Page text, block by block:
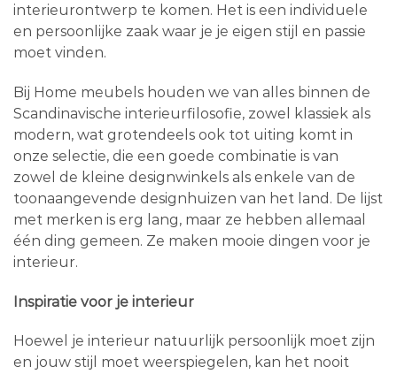
interieurontwerp te komen. Het is een individuele
en persoonlijke zaak waar je je eigen stijl en passie
moet vinden.
Bij Home meubels houden we van alles binnen de
Scandinavische interieurfilosofie, zowel klassiek als
modern, wat grotendeels ook tot uiting komt in
onze selectie, die een goede combinatie is van
zowel de kleine designwinkels als enkele van de
toonaangevende designhuizen van het land. De lijst
met merken is erg lang, maar ze hebben allemaal
één ding gemeen. Ze maken mooie dingen voor je
interieur.
Inspiratie voor je interieur
Hoewel je interieur natuurlijk persoonlijk moet zijn
en jouw stijl moet weerspiegelen, kan het nooit